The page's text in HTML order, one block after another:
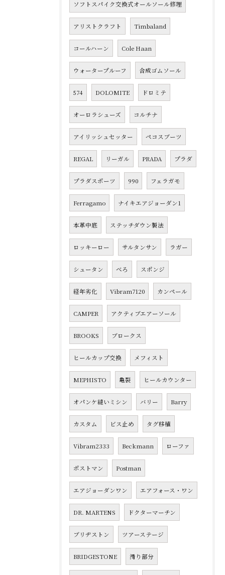
ソフトスパイク交換式オールソール修理
アリストクラフト Timbaland
コールハーン Cole Haan
ウォータープルーフ 合成ゴムソール
574 DOLOMITE ドロミテ
オーロラシューズ コルチナ
アイリッシュセッター ペコスブーツ
REGAL リーガル PRADA プラダ
プラダスポーツ 990 フェラガモ
Ferragamo ナイキエアジョーダン1
本革中底 ステッチダウン製法
ロッキーロー サルタンサン ラガー
シュータン べろ スポンジ
経年劣化 Vibram7120 カンペール
CAMPER アクティブエアーソール
BROOKS ブロークス
ヒールカップ交換 メフィスト
MEPHISTO 亀裂 ヒールカウンター
オパンケ縫いミシン バリー Barry
カスタム ビス止め タグ移植
Vibram2333 Beckmann ローファ
ポストマン Postman
エアジョーダンワン エアフォース・ワン
DR. MARTENS ドクターマーチン
ブリヂストン ツアーステージ
BRIDGESTONE 滑り部分